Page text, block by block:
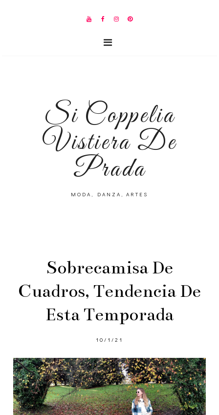
Si Coppelia
Vistiera De
Prada
MODA, DANZA, ARTES
Sobrecamisa De
Cuadros, Tendencia De
Esta Temporada
10/1/21